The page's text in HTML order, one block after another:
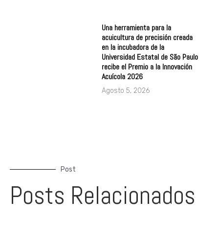
Una herramienta para la
acuicultura de precisión creada
en la incubadora de la
Universidad Estatal de São Paulo
recibe el Premio a la Innovación
Acuícola 2026
Agosto 5, 2026
Post
Posts Relacionados